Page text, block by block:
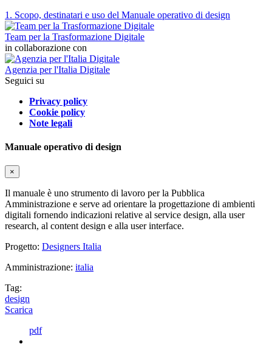
1. Scopo, destinatari e uso del Manuale operativo di design
Team per la Trasformazione Digitale
in collaborazione con
Agenzia per l'Italia Digitale
Seguici su
Privacy policy
Cookie policy
Note legali
Manuale operativo di design
×
Il manuale è uno strumento di lavoro per la Pubblica
Amministrazione e serve ad orientare la progettazione di ambienti
digitali fornendo indicazioni relative al service design, alla user
research, al content design e alla user interface.
Progetto: Designers Italia
Amministrazione: italia
Tag:
design
Scarica
pdf